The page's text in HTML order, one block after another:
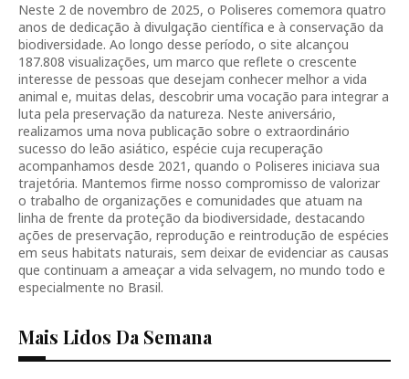
Neste 2 de novembro de 2025, o Poliseres comemora quatro
anos de dedicação à divulgação científica e à conservação da
biodiversidade. Ao longo desse período, o site alcançou
187.808 visualizações, um marco que reflete o crescente
interesse de pessoas que desejam conhecer melhor a vida
animal e, muitas delas, descobrir uma vocação para integrar a
luta pela preservação da natureza. Neste aniversário,
realizamos uma nova publicação sobre o extraordinário
sucesso do leão asiático, espécie cuja recuperação
acompanhamos desde 2021, quando o Poliseres iniciava sua
trajetória. Mantemos firme nosso compromisso de valorizar
o trabalho de organizações e comunidades que atuam na
linha de frente da proteção da biodiversidade, destacando
ações de preservação, reprodução e reintrodução de espécies
em seus habitats naturais, sem deixar de evidenciar as causas
que continuam a ameaçar a vida selvagem, no mundo todo e
especialmente no Brasil.
Mais Lidos Da Semana